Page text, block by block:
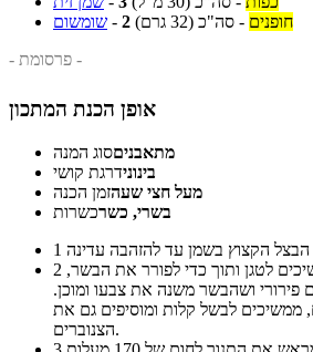
שומשום - 2 חופנים - סה"כ (32 גרם)
- פרסומת -
אופן הכנת המתכון
מתאבניםסוג המנה
בינונידרגת קושי
מעל חצי שעהזמן הכנה
בשרי, כשרכשרות
1
2
ושהבשר משנה את צבעו ומוכן.
ממשיכים לבשל קלות ומוסיפים גם את
הצנוברים.